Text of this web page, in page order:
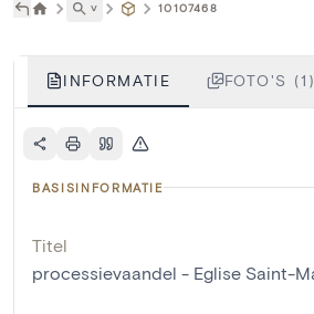
˅ 10107468
INFORMATIE FOTO'S (1)
BASISINFORMATIE
Titel
processievaandel - Eglise Saint-